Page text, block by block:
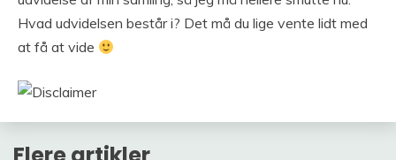
Hvad udvidelsen består i? Det må du lige vente lidt med
at få at vide